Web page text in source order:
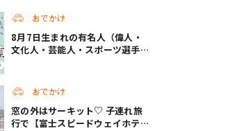
おでかけ
8月7日生まれの有名人（偉人・
文化人・芸能人・スポーツ選手・
おでかけ
窓の外はサーキット♡ 子連れ旅
行で【富士スピードウェイホテ